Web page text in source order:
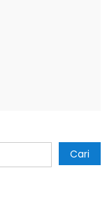
Cari